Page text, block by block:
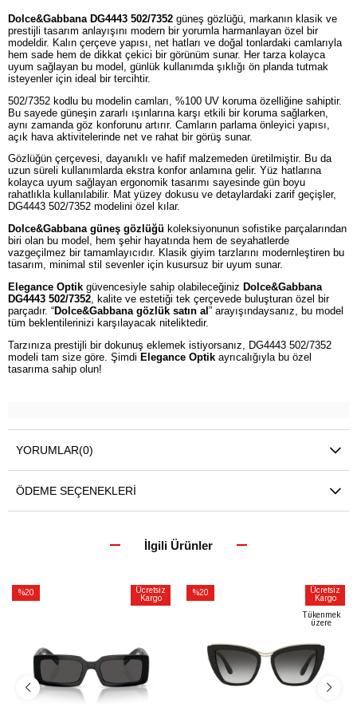
Dolce&Gabbana DG4443 502/7352 güneş gözlüğü, markanın klasik ve
prestijli tasarım anlayışını modern bir yorumla harmanlayan özel bir
modeldir. Kalın çerçeve yapısı, net hatları ve doğal tonlardaki camlarıyla
hem sade hem de dikkat çekici bir görünüm sunar. Her tarza kolayca
uyum sağlayan bu model, günlük kullanımda şıklığı ön planda tutmak
isteyenler için ideal bir tercihtir.
502/7352 kodlu bu modelin camları, %100 UV koruma özelliğine sahiptir.
Bu sayede güneşin zararlı ışınlarına karşı etkili bir koruma sağlarken,
aynı zamanda göz konforunu artırır. Camların parlama önleyici yapısı,
açık hava aktivitelerinde net ve rahat bir görüş sunar.
Gözlüğün çerçevesi, dayanıklı ve hafif malzemeden üretilmiştir. Bu da
uzun süreli kullanımlarda ekstra konfor anlamına gelir. Yüz hatlarına
kolayca uyum sağlayan ergonomik tasarımı sayesinde gün boyu
rahatlıkla kullanılabilir. Mat yüzey dokusu ve detaylardaki zarif geçişler,
DG4443 502/7352 modelini özel kılar.
Dolce&Gabbana güneş gözlüğü koleksiyonunun sofistike parçalarından
biri olan bu model, hem şehir hayatında hem de seyahatlerde
vazgeçilmez bir tamamlayıcıdır. Klasik giyim tarzlarını modernleştiren bu
tasarım, minimal stil sevenler için kusursuz bir uyum sunar.
Elegance Optik güvencesiyle sahip olabileceğiniz Dolce&Gabbana
DG4443 502/7352, kalite ve estetiği tek çerçevede buluşturan özel bir
parçadır. “Dolce&Gabbana gözlük satın al ” arayışındaysanız, bu model
tüm beklentilerinizi karşılayacak niteliktedir.
Tarzınıza prestijli bir dokunuş eklemek istiyorsanız, DG4443 502/7352
modeli tam size göre. Şimdi Elegance Optik ayrıcalığıyla bu özel
tasarıma sahip olun!
YORUMLAR(0)
ÖDEME SEÇENEKLERI
İlgili Ürünler
%20
Ücretsiz
Kargo
%20
Ücretsiz
Kargo
Tükenmek
üzere